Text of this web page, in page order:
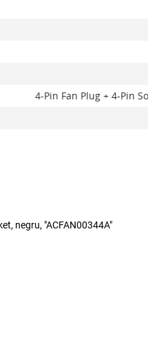
4-Pin Fan Plug + 4-Pin
negru, "ACFAN00344A"